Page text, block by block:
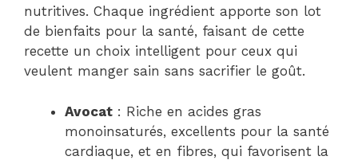
nutritives. Chaque ingrédient apporte son lot
de bienfaits pour la santé, faisant de cette
recette un choix intelligent pour ceux qui
veulent manger sain sans sacrifier le goût.
Avocat : Riche en acides gras
monoinsaturés, excellents pour la santé
cardiaque, et en fibres, qui favorisent la